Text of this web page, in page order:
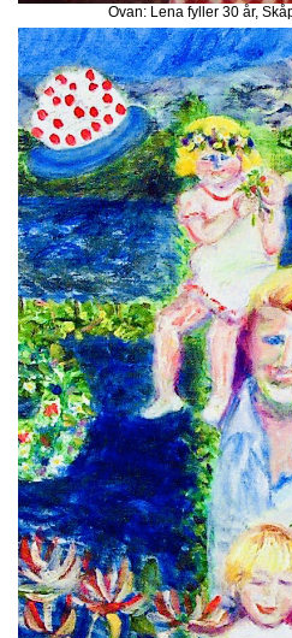
Ovan: Lena fyller 30 år,